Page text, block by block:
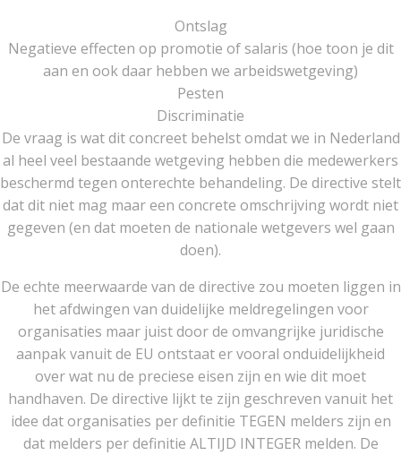
Ontslag
Negatieve effecten op promotie of salaris (hoe toon je dit
aan en ook daar hebben we arbeidswetgeving)
Pesten
Discriminatie
De vraag is wat dit concreet behelst omdat we in Nederland
al heel veel bestaande wetgeving hebben die medewerkers
beschermd tegen onterechte behandeling. De directive stelt
dat dit niet mag maar een concrete omschrijving wordt niet
gegeven (en dat moeten de nationale wetgevers wel gaan
doen).
De echte meerwaarde van de directive zou moeten liggen in
het afdwingen van duidelijke meldregelingen voor
organisaties maar juist door de omvangrijke juridische
aanpak vanuit de EU ontstaat er vooral onduidelijkheid
over wat nu de preciese eisen zijn en wie dit moet
handhaven. De directive lijkt te zijn geschreven vanuit het
idee dat organisaties per definitie TEGEN melders zijn en
dat melders per definitie ALTIJD INTEGER melden. De